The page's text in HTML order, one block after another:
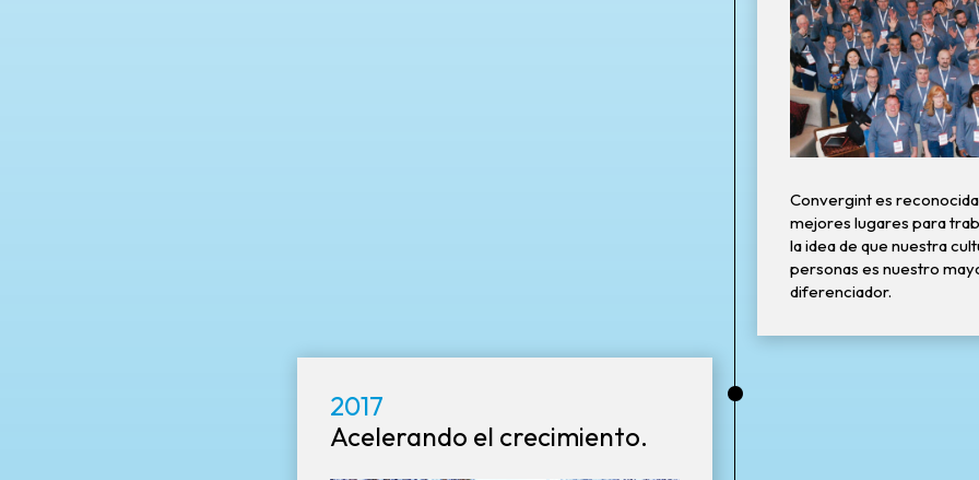
Convergint es
mejores lugares para
la idea de que nuestra
personas es nuestro
diferenciador.
2017
Acelerando el crecimiento.
•